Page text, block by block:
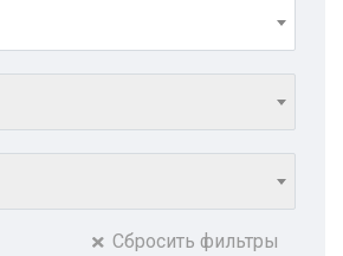
Сбросить фильтры